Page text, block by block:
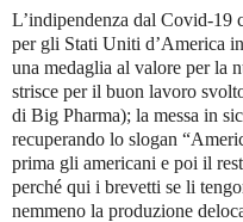
L’indipendenza dal Covid-19
per gli Stati Uniti d’America
una medaglia al valore per la
strisce per il buon lavoro
di Big Pharma); la messa in
recuperando lo slogan
prima gli americani e poi il
perché qui i brevetti se li
nemmeno la produzione